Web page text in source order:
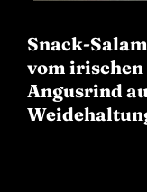
Snack-
vom irischen
Angusrind